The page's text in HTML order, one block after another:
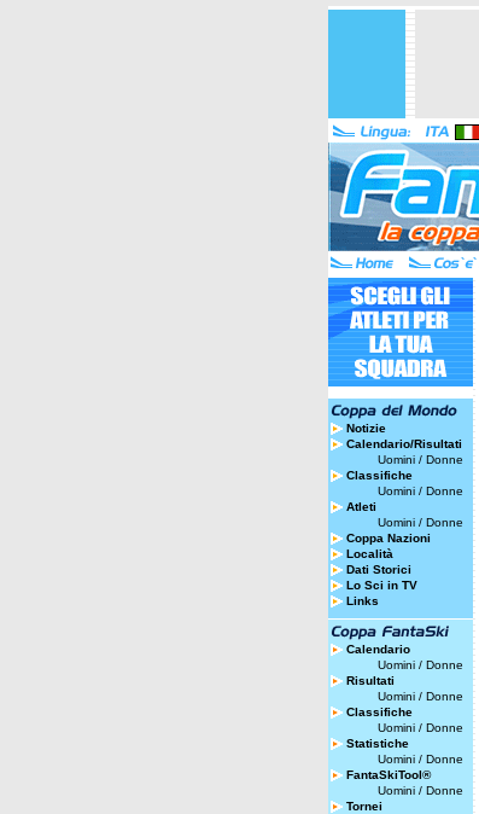
Notizie
Calendario/Risultati
Uomini / Donne
Classifiche
Uomini / Donne
Atleti
Uomini / Donne
Coppa Nazioni
Località
Dati Storici
Lo Sci in TV
Links
Calendario
Uomini / Donne
Risultati
Uomini / Donne
Classifiche
Uomini / Donne
Statistiche
Uomini / Donne
FantaSkiTool®
Uomini / Donne
Tornei